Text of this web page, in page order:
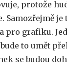
protože
Samozřejmě
pro grafiku.
to umět
se budou